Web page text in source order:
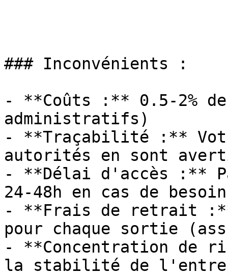
### Inconvénients :
- **Coûts :** 0.5-2%
administratifs)
- **Traçabilité :**
autorités en sont
- **Délai d'accès :**
24-48h en cas de besoin
- **Frais de retrait :**
pour chaque sortie
- **Concentration de
la stabilité de